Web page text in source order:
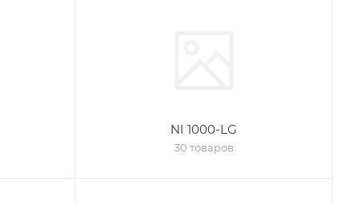
NI 1000-LG
30 товаров